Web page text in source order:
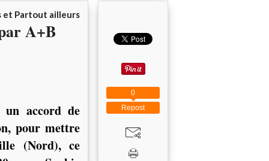
et Partout ailleurs
A+B
accord de
pour mettre
(Nord), ce
Repost
0